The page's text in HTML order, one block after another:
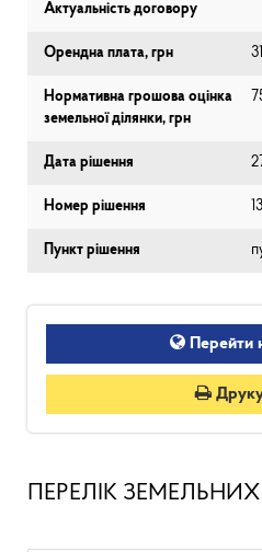
Актуальність договору
Орендна плата, грн
Нормативна грошова оцінка
земельної ділянки, грн
Дата рішення
Номер рішення
Пункт рішення
Перейти
ПЕРЕЛІК